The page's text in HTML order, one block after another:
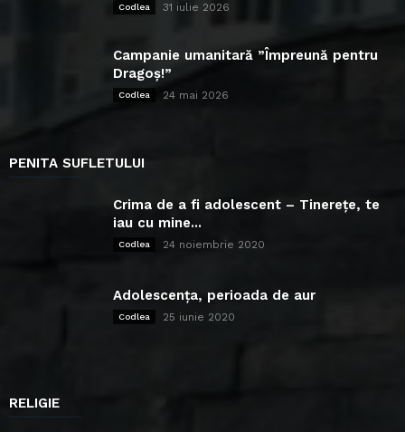
Codlea 31 iulie 2026
Campanie umanitară ”Împreună pentru
Dragoș!”
Codlea 24 mai 2026
PENITA SUFLETULUI
Crima de a fi adolescent – Tinerețe, te
iau cu mine...
Codlea 24 noiembrie 2020
Adolescența, perioada de aur
Codlea 25 iunie 2020
RELIGIE